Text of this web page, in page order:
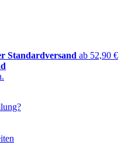
Standardversand ab 52,90 €